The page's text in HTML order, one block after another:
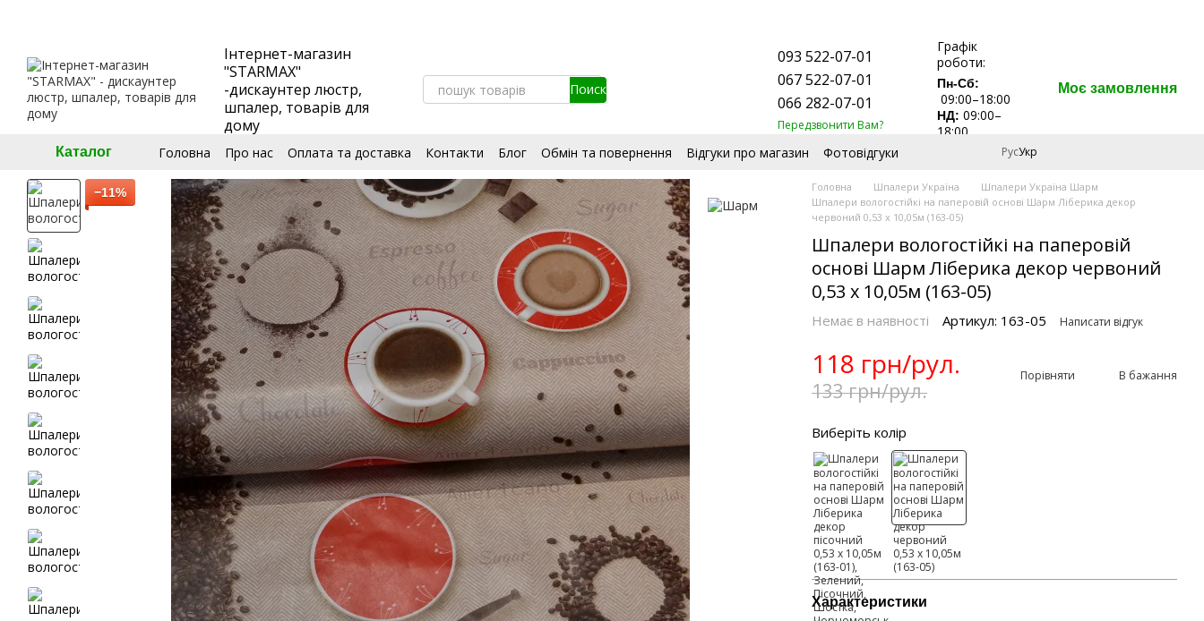
Інтернет-магазин
"STARMAX"
-дискаунтер люстр,
шпалер, товарів для
дому
093 522-07-01
067 522-07-01
066 282-07-01
Передзвонити Вам?
Графік
роботи:
Пн-Сб:
09:00–18:00
НД:09:00–
18:00
Моє замовлення
Каталог Головна Про нас Оплата та доставка Контакти Блог Обмін та повернення Відгуки про магазин
Фотовідгуки
РусУкр
−11% Головна Шпалери Україна
Шпалери Україна Шарм
Шпалери вологостійкі на паперовій основі Шарм Ліберика декор
червоний 0,53 х 10,05м (163-05)
Шпалери вологостійкі на паперовій
основі Шарм Ліберика декор червоний
0,53 х 10,05м (163-05)
Немає в наявності Артикул: 163-05 Написати відгук
118 грн/рул.
133 грн/рул.
Порівняти В бажання
Виберіть колір
Характеристики